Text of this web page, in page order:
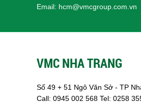
Email: hcm@vmcgroup.com.vn
VMC NHA TRANG
Số 49 + 51 Ngô Văn Sở - TP
Call: 0945 002 568 Tel: 0258